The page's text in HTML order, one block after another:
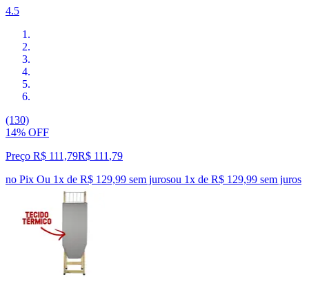
4.5
(130)
14% OFF
Preço R$ 111,79R$ 111 ,79
no Pix Ou 1x de R$ 129,99 sem jurosou 1x de R$ 129,99 sem juros